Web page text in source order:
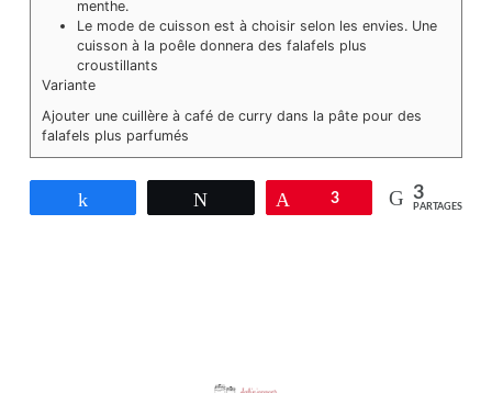
menthe.
Le mode de cuisson est à choisir selon les envies. Une
cuisson à la poêle donnera des falafels plus
croustillants
Variante
Ajouter une cuillère à café de curry dans la pâte pour des
falafels plus parfumés
Tweetez Épingle
3 3
PARTAGES